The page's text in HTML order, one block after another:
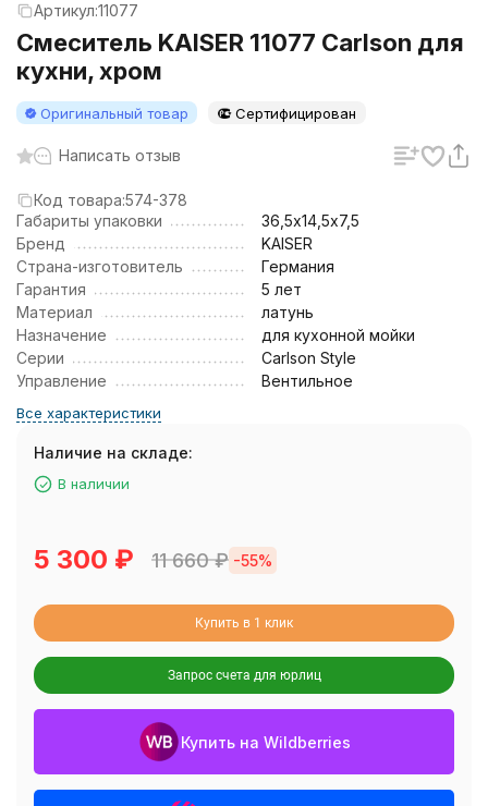
Артикул:11077
Смеситель KAISER 11077 Carlson для
кухни, хром
Оригинальный товар Сертифицирован
Написать отзыв
Код товара:574-378
Габариты упаковки
36,5х14,5х7,5
Бренд
KAISER
Страна-изготовитель
Германия
Гарантия
5 лет
Материал
латунь
Назначение
для кухонной мойки
Серии
Carlson Style
Управление
Вентильное
Все характеристики
Наличие на складе:
В наличии
5 300 ₽ 11 660₽ -55%
Купить в 1 клик
Запрос счета для юрлиц
Купить на Wildberries